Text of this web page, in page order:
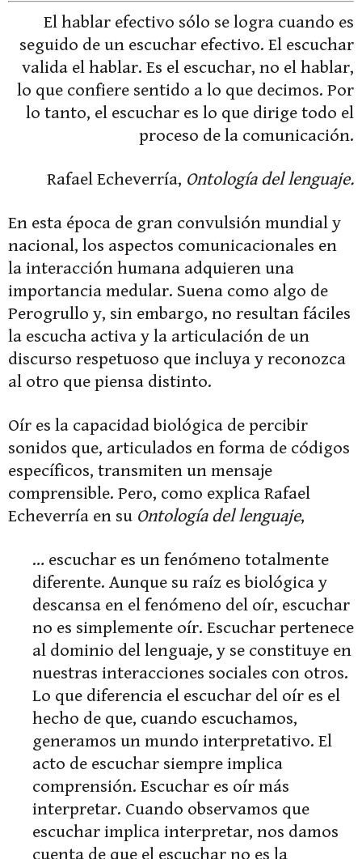
El hablar efectivo sólo se logra cuando es
seguido de un escuchar efectivo. El escuchar
valida el hablar. Es el escuchar, no el hablar,
lo que confiere sentido a lo que decimos. Por
lo tanto, el escuchar es lo que dirige todo el
proceso de la comunicación.
Rafael Echeverría, Ontología del lenguaje.
En esta época de gran convulsión mundial y
nacional, los aspectos comunicacionales en
la interacción humana adquieren una
importancia medular. Suena como algo de
Perogrullo y, sin embargo, no resultan fáciles
la escucha activa y la articulación de un
discurso respetuoso que incluya y reconozca
al otro que piensa distinto.
Oír es la capacidad biológica de percibir
sonidos que, articulados en forma de códigos
específicos, transmiten un mensaje
comprensible. Pero, como explica Rafael
Echeverría en su Ontología del lenguaje,
… escuchar es un fenómeno totalmente
diferente. Aunque su raíz es biológica y
descansa en el fenómeno del oír, escuchar
no es simplemente oír. Escuchar pertenece
al dominio del lenguaje, y se constituye en
nuestras interacciones sociales con otros.
Lo que diferencia el escuchar del oír es el
hecho de que, cuando escuchamos,
generamos un mundo interpretativo. El
acto de escuchar siempre implica
comprensión. Escuchar es oír más
interpretar. Cuando observamos que
escuchar implica interpretar, nos damos
cuenta de que el escuchar no es la